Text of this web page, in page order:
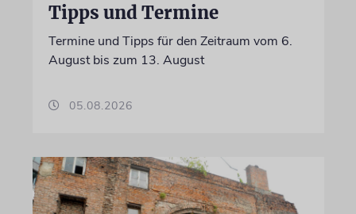
Tipps und Termine
Termine und Tipps für den Zeitraum vom 6.
August bis zum 13. August
05.08.2026